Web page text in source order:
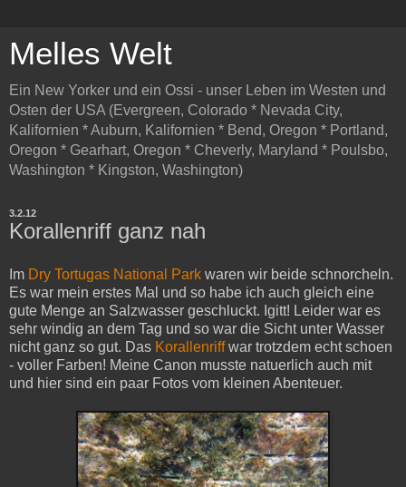
Melles Welt
Ein New Yorker und ein Ossi - unser Leben im Westen und
Osten der USA (Evergreen, Colorado * Nevada City,
Kalifornien * Auburn, Kalifornien * Bend, Oregon * Portland,
Oregon * Gearhart, Oregon * Cheverly, Maryland * Poulsbo,
Washington * Kingston, Washington)
3.2.12
Korallenriff ganz nah
Im Dry Tortugas National Park waren wir beide schnorcheln.
Es war mein erstes Mal und so habe ich auch gleich eine
gute Menge an Salzwasser geschluckt. Igitt! Leider war es
sehr windig an dem Tag und so war die Sicht unter Wasser
nicht ganz so gut. Das Korallenriffwar trotzdem echt schoen
- voller Farben! Meine Canon musste natuerlich auch mit
und hier sind ein paar Fotos vom kleinen Abenteuer.